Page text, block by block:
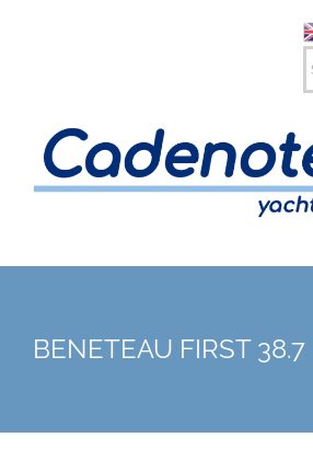
BENETEAU FIRST 38.7